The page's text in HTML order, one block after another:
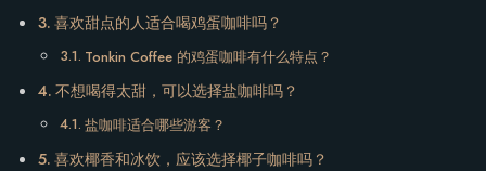
喜欢甜点的人适合喝鸡蛋咖啡吗？
Tonkin Coffee 的鸡蛋咖啡有什么特点？
不想喝得太甜，可以选择盐咖啡吗？
盐咖啡适合哪些游客？
喜欢椰香和冰饮，应该选择椰子咖啡吗？